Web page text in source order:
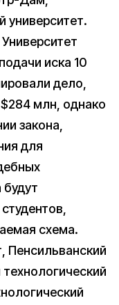
университет.
иска 10
дело,
млн, однако
закона,
для
будут
схема.
Пенсильванский